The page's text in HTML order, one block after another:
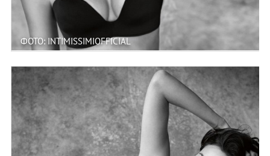
ФОТО: INTIMISSIMIOFFICIAL